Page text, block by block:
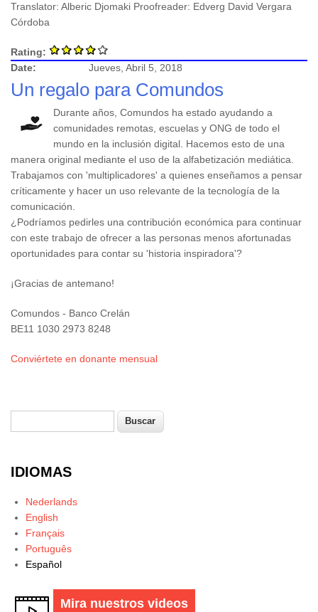
Translator: Alberic Djomaki Proofreader: Edverg David Vergara
Córdoba
Rating:
Date:
Jueves, Abril 5, 2018
Un regalo para Comundos
Durante años, Comundos ha estado ayudando a
comunidades remotas, escuelas y ONG de todo el
mundo en la inclusión digital. Hacemos esto de una
manera original mediante el uso de la alfabetización mediática.
Trabajamos con 'multiplicadores' a quienes enseñamos a pensar
críticamente y hacer un uso relevante de la tecnología de la
comunicación.
¿Podríamos pedirles una contribución económica para continuar
con este trabajo de ofrecer a las personas menos afortunadas
oportunidades para contar su 'historia inspiradora'?
¡Gracias de antemano!
Comundos - Banco Crelán
BE11 1030 2973 8248
Conviértete en donante mensual
Formulario de búsqueda
IDIOMAS
Nederlands
English
Français
Português
Español
Mira nuestros videos